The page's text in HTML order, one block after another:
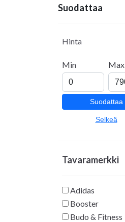
Suodattaa
Hinta
Min Max
Suodattaa
Selkeä
Tavaramerkki
Adidas
Booster
Budo & Fitness